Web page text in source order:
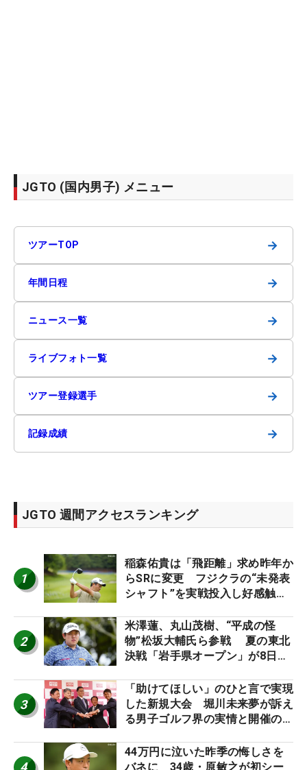
JGTO (国内男子) メニュー
ツアーTOP →
年間日程 →
ニュース一覧 →
ライブフォト一覧 →
ツアー登録選手 →
記録成績 →
JGTO 週間アクセスランキング
1
稲森佑貴は「飛距離」求め昨年か
らSRに変更 フジクラの“未発表
シャフト”を実戦投入し好感触
ーのヒトネタ！】
2
米澤蓮、丸山茂樹、“平成の怪
物”松坂大輔氏ら参戦 夏の東北
決戦「岩手県オープン」が8日開
3
「助けてほしい」のひと言で実現
した新規大会 堀川未来夢が訴え
る男子ゴルフ界の実情と開催の舞
4
44万円に泣いた昨季の悔しさを
バネに 34歳・原敏之が初シー